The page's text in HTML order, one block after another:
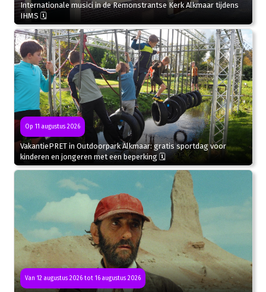
Internationale musici in de Remonstrantse Kerk Alkmaar tijdens
IHMS 🗓
Op 11 augustus 2026
VakantiePRET in Outdoorpark Alkmaar: gratis sportdag voor
kinderen en jongeren met een beperking 🗓
Van 12 augustus 2026 tot 16 augustus 2026